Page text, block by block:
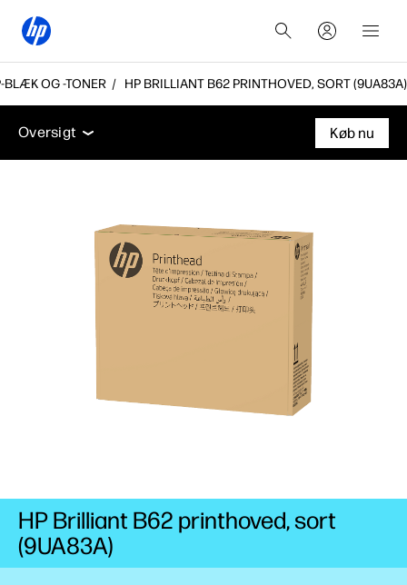
BLÆK OG -TONER HP BRILLIANT B62 PRINTHOVED, SORT (9UA83A)
Oversigt
Support
Oversigt
Køb nu
HP Brilliant B62 printhoved, sort
(9UA83A)